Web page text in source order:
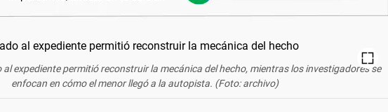
al expediente permitió reconstruir la mecánica del hecho, mientras los investigadores se
enfocan en cómo el menor llegó a la autopista. (Foto: archivo)